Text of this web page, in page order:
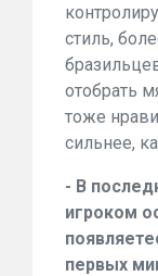
стиль,
отобрать
тоже
сильнее,
- В
игроком
первых